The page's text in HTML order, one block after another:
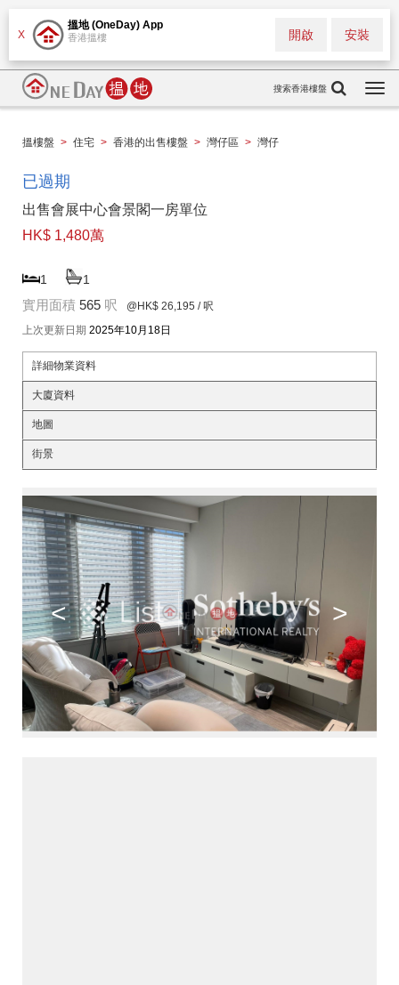
X
搵地 (OneDay) App
香港搵樓 安裝
開啟
搜索香港樓盤
搵樓盤 > 住宅 > 香港的出售樓盤 > 灣仔區 > 灣仔
已過期
出售會展中心會景閣一房單位
HK$ 1,480萬
1 1
實用面積 565 呎 @HK$ 26,195 / 呎
上次更新日期 2025年10月18日
詳細物業資料
大廈資料
地圖
街景
< >